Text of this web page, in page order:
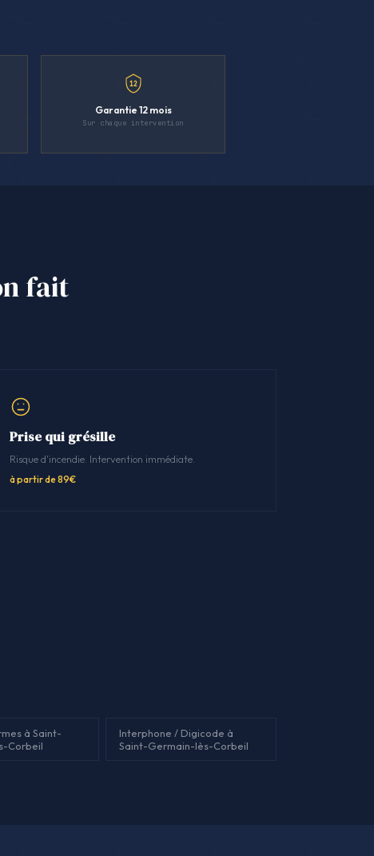
12
Garantie 12 mois
Sur chaque intervention
fait
Prise qui grésille
Risque d'incendie. Intervention immédiate.
à partir de 89€
à Saint-
Corbeil
Interphone / Digicode à
Saint-Germain-lès-Corbeil